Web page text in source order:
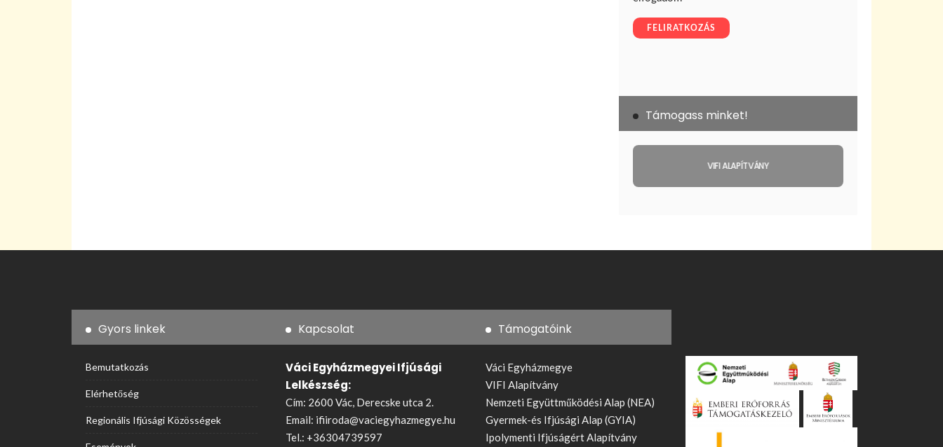
Támogass minket!
VIFI ALAPÍTVÁNY
Gyors linkek
Bemutatkozás
Elérhetőség
Regionális Ifjúsági Közösségek
Kapcsolat
Váci Egyházmegyei Ifjúsági
Lelkészség:
Cím: 2600 Vác, Derecske utca 2.
Email: ifiiroda@vaciegyhazmegye.hu
Tel.: +36304739597
Támogatóink
Váci Egyházmegye
VIFI Alapítvány
Nemzeti Együttműködési Alap (NEA)
Gyermek-és Ifjúsági Alap (GYIA)
Ipolymenti Ifjúságért Alapítvány